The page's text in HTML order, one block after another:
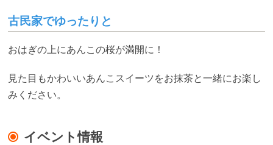
古民家でゆったりと
おはぎの上にあんこの桜が満開に！
見た目もかわいいあんこスイーツをお抹茶と一緒にお楽し
みください。
イベント情報